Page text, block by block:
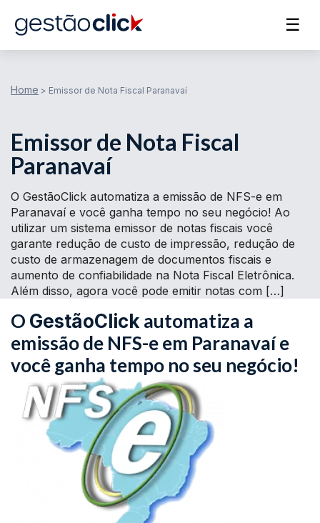
☰
Home > Emissor de Nota Fiscal Paranavaí
Emissor de Nota Fiscal
Paranavaí
O GestãoClick automatiza a emissão de NFS-e em
Paranavaí e você ganha tempo no seu negócio! Ao
utilizar um sistema emissor de notas fiscais você
garante redução de custo de impressão, redução de
custo de armazenagem de documentos fiscais e
aumento de confiabilidade na Nota Fiscal Eletrônica.
Além disso, agora você pode emitir notas com […]
O GestãoClick automatiza a
emissão de NFS-e em Paranavaí e
você ganha tempo no seu negócio!